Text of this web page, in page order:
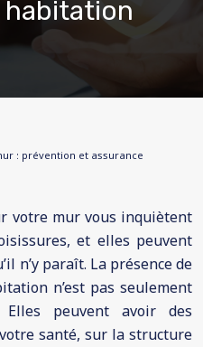
habitation
: prévention et assurance
votre mur vous inquiètent
et elles peuvent
n’y paraît. La présence de
n’est pas seulement
Elles peuvent avoir des
santé, sur la structure